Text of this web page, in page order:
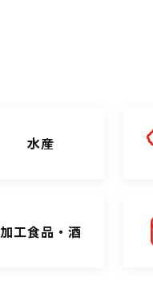
水産
加工食品・酒